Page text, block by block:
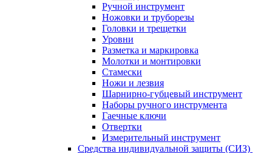
Ручной инструмент
Ножовки и труборезы
Головки и трещетки
Уровни
Разметка и маркировка
Молотки и монтировки
Стамески
Ножи и лезвия
Шарнирно-губцевый инструмент
Наборы ручного инструмента
Гаечные ключи
Отвертки
Измерительный инструмент
Средства индивидуальной защиты (СИЗ)